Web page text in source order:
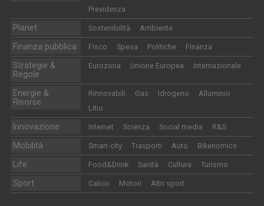
Previdenza
Planet Sostenibilità Ambiente
Finanza pubblica Fisco Spesa Politiche Finanza
Strategie &
Regole
Eurozona Unione Europea Internazionale
Energie &
Risorse
Rinnovabili Gas Idrogeno
Alluminio
Litio
Innovazione Internet Scienza Social media R&S
Mobilità Smart-city Trasporti Auto Bikenomics
Life Food&Drink Sanità Cultura Turismo
Sport Calcio Motori Altri sport